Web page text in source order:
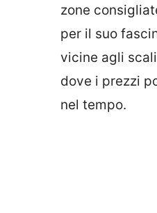
zone
per il suo
vicine agli
dove i prezzi
nel tempo.